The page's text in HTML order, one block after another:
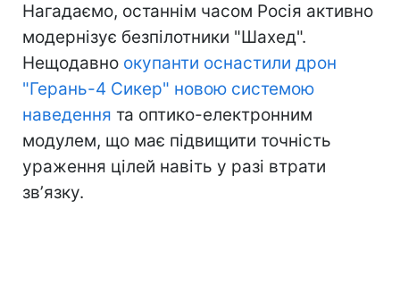
Нагадаємо, останнім часом Росія активно
модернізує безпілотники "Шахед".
Нещодавно окупанти оснастили дрон
"Герань-4 Сикер" новою системою
наведення та оптико-електронним
модулем, що має підвищити точність
ураження цілей навіть у разі втрати
звʼязку.